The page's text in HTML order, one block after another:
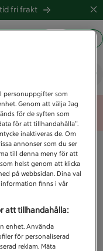
fri frakt
personuppgifter som
Genom att välja Jag
för de syften som
för att tillhandahålla”.
inaktiveras de. Om
annonser som du ser
till denna meny för att
helst genom att klicka
på webbsidan. Dina val
information finns i vår
att tillhandahålla:
enhet. Använda
för personaliserad
reklam. Mäta